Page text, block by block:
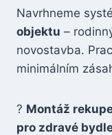
Navrhneme
objektu –
novostavba.
minimálním
? Montáž
pro zdravé